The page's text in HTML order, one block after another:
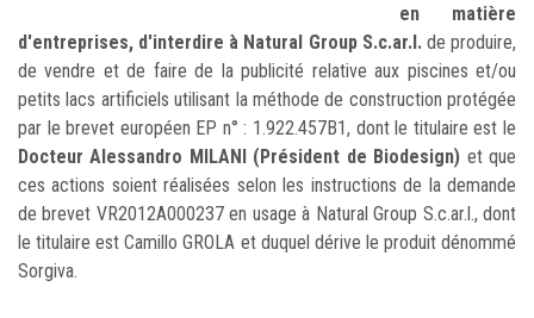
en matière
d'entreprises, d'interdire à Natural Group S.c.ar.l. de produire,
de vendre et de faire de la publicité relative aux piscines et/ou
petits lacs artificiels utilisant la méthode de construction protégée
par le brevet européen EP n° : 1.922.457B1, dont le titulaire est le
Docteur Alessandro MILANI (Président de Biodesign) et que
ces actions soient réalisées selon les instructions de la demande
de brevet VR2012A000237 en usage à Natural Group S.c.ar.l., dont
le titulaire est Camillo GROLA et duquel dérive le produit dénommé
Sorgiva.